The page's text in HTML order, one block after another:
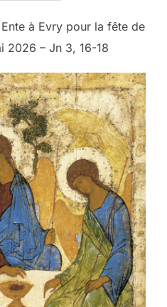
à Evry pour la fête de
2026 – Jn 3, 16-18